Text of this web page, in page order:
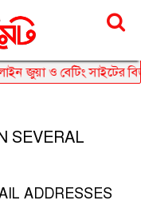
জুয়া ও বেটিং সাইটের
SEVERAL
ADDRESSES